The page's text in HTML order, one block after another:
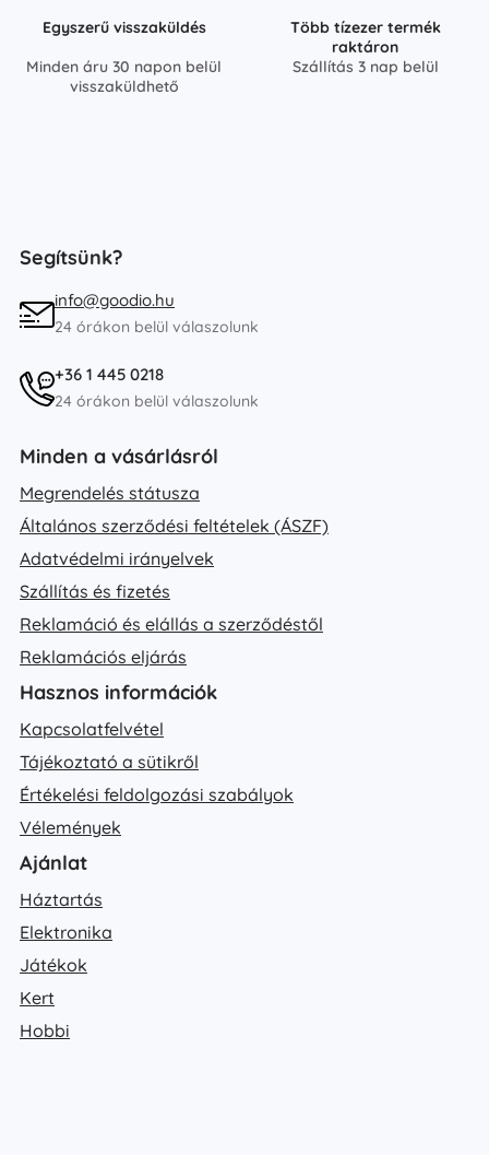
Egyszerű visszaküldés
Minden áru 30 napon belül
visszaküldhető
Több tízezer termék
raktáron
Szállítás 3 nap belül
Segítsünk?
info@goodio.hu
24 órákon belül válaszolunk
+36 1 445 0218
24 órákon belül válaszolunk
Minden a vásárlásról
Megrendelés státusza
Általános szerződési feltételek (ÁSZF)
Adatvédelmi irányelvek
Szállítás és fizetés
Reklamáció és elállás a szerződéstől
Reklamációs eljárás
Hasznos információk
Kapcsolatfelvétel
Tájékoztató a sütikről
Értékelési feldolgozási szabályok
Vélemények
Ajánlat
Háztartás
Elektronika
Játékok
Kert
Hobbi